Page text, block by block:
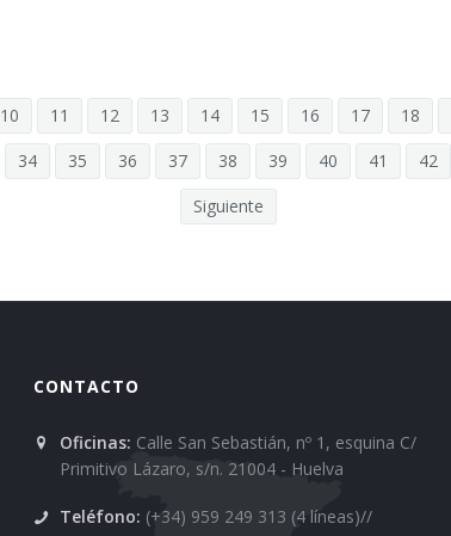
10 11 12 13 14 15 16 17 18
34 35 36 37 38 39 40 41 42
Siguiente
CONTACTO
Oficinas: Calle San Sebastián, nº 1, esquina C/
Primitivo Lázaro, s/n. 21004 - Huelva
Teléfono: (+34) 959 249 313 (4 líneas)//